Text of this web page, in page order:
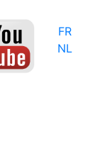
FR
NL